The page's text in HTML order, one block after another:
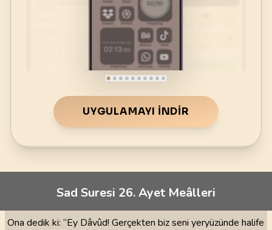
UYGULAMAYI İNDIR
Sad Suresi 26. Ayet Meâlleri
Ona dedik ki: “Ey Dâvûd! Gerçekten biz seni yeryüzünde halife